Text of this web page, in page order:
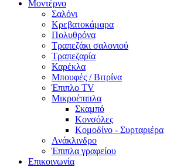
Μοντέρνο
Σαλόνι
Κρεβατοκάμαρα
Πολυθρόνα
Τραπεζάκι σαλονιού
Τραπεζαρία
Καρέκλα
Μπουφές / Βιτρίνα
Έπιπλο TV
Μικροέπιπλα
Σκαμπό
Κονσόλες
Κομοδίνο - Συρταριέρα
Ανάκλινδρο
Έπιπλα γραφείου
Επικοινωνία